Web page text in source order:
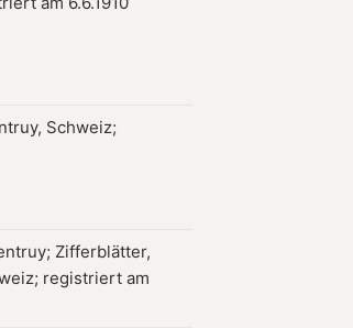
Schweiz;
Zifferblätter,
registriert am